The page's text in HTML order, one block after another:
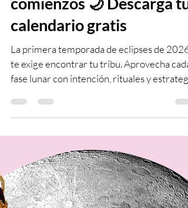
✨ Guía lunar de febrero
2026: eclipses, cambios
radicales y nuevos
comienzos 🌙 Descarga tu
calendario gratis
te exige encontrar tu tribu. Aprovecha cada
fase lunar con intención, rituales y
👉 descarga el Calendario Lunar de
2026 y usa la energía del cielo a tu favor.